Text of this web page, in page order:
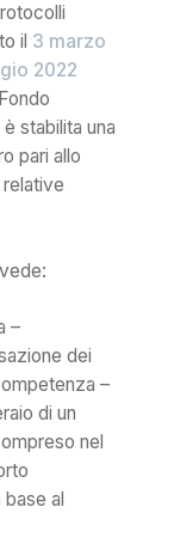
il 3 marzo
2022
stabilita una
pari allo
–
dei
–
di un
nel
al